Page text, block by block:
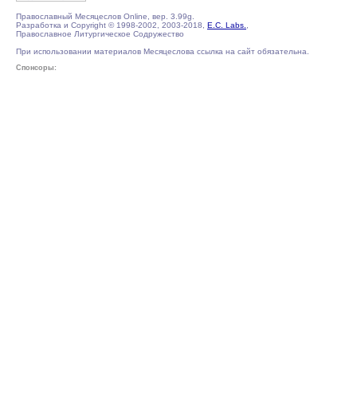
Православный Месяцеслов Online, вер. 3.99g.
Разработка и Copyright © 1998-2002, 2003-2018, E.C. Labs.
Православное Литургическое Содружество
При использовании материалов Месяцеслова ссылка на сайт обязательна.
Спонсоры: